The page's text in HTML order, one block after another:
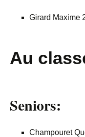
Girard Maxime
Au
Seniors:
Champouret